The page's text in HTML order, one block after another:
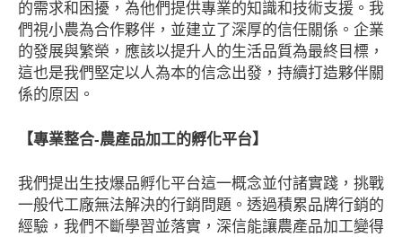
的需求和困擾，為他們提供專業的知識和技術支援。我
們視小農為合作夥伴，並建立了深厚的信任關係。企業
的發展與繁榮，應該以提升人的生活品質為最終目標，
這也是我們堅定以人為本的信念出發，持續打造夥伴關
係的原因。
【專業整合-農產品加工的孵化平台】
我們提出生技爆品孵化平台這一概念並付諸實踐，挑戰
一般代工廠無法解決的行銷問題。透過積累品牌行銷的
經驗，我們不斷學習並落實，深信能讓農產品加工變得